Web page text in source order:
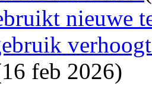
nieuwe
feb 2026)